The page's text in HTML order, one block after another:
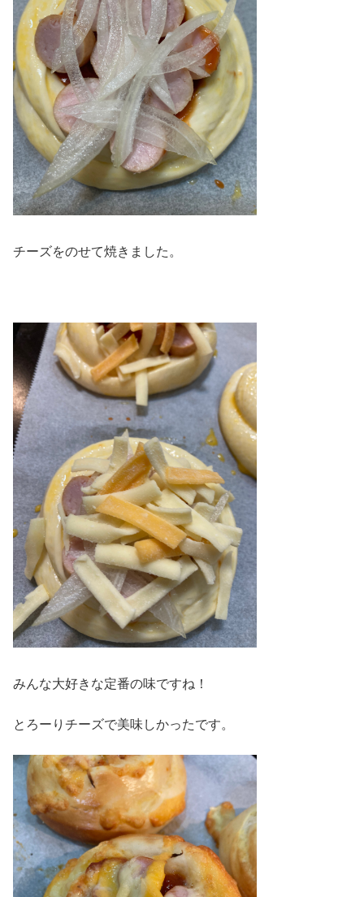
チーズをのせて焼きました。
みんな大好きな定番の味ですね！
とろーりチーズで美味しかったです。